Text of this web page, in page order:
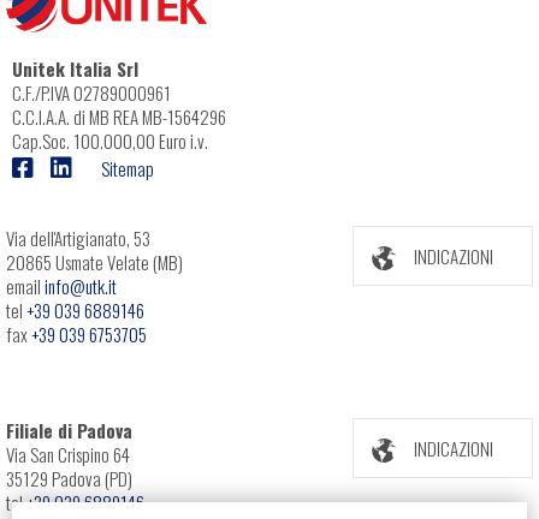
Unitek Italia Srl
C.F./P.IVA 02789000961
C.C.I.A.A. di MB REA MB-1564296
Cap.Soc. 100.000,00 Euro i.v.
Sitemap
Via dell'Artigianato, 53
20865 Usmate Velate (MB)
emailinfo@utk.it
tel+39 039 6889146
fax+39 039 6753705
INDICAZIONI
Filiale di Padova
Via San Crispino 64
35129 Padova (PD)
tel+39 039 6889146
INDICAZIONI